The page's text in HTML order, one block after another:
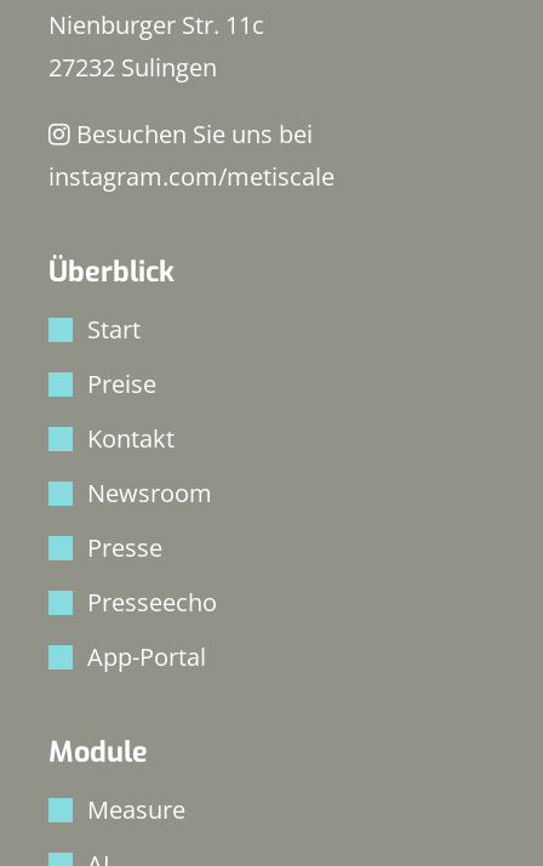
Nienburger Str. 11c
27232 Sulingen
Besuchen Sie uns bei
instagram.com/metiscale
Überblick
Start
Preise
Kontakt
Newsroom
Presse
Presseecho
App-Portal
Module
Measure